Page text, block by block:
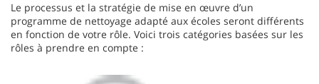
Le processus et la stratégie de mise en œuvre d’un
programme de nettoyage adapté aux écoles seront différents
en fonction de votre rôle. Voici trois catégories basées sur les
rôles à prendre en compte :